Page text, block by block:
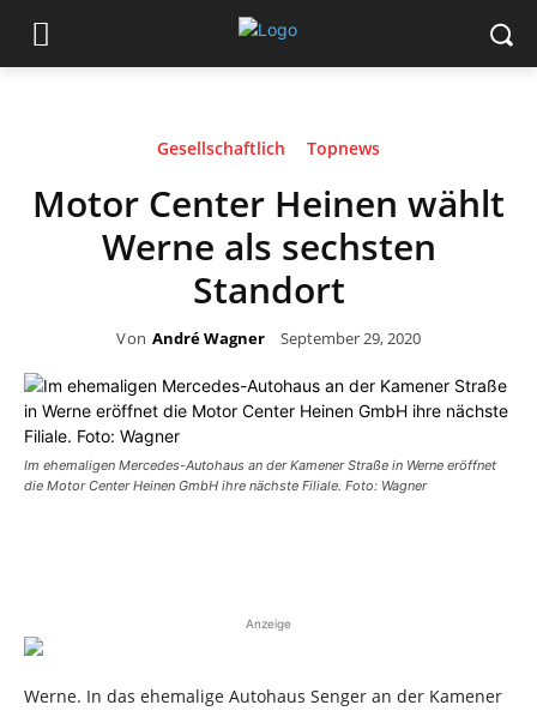
Gesellschaftlich Topnews
Motor Center Heinen wählt
Werne als sechsten
Standort
Von André Wagner September 29, 2020
Im ehemaligen Mercedes-Autohaus an der Kamener Straße in Werne eröffnet
die Motor Center Heinen GmbH ihre nächste Filiale. Foto: Wagner
Anzeige
Werne. In das ehemalige Autohaus Senger an der Kamener